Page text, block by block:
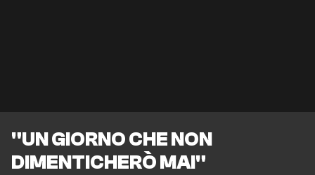
"UN GIORNO CHE NON
DIMENTICHERÒ MAI"